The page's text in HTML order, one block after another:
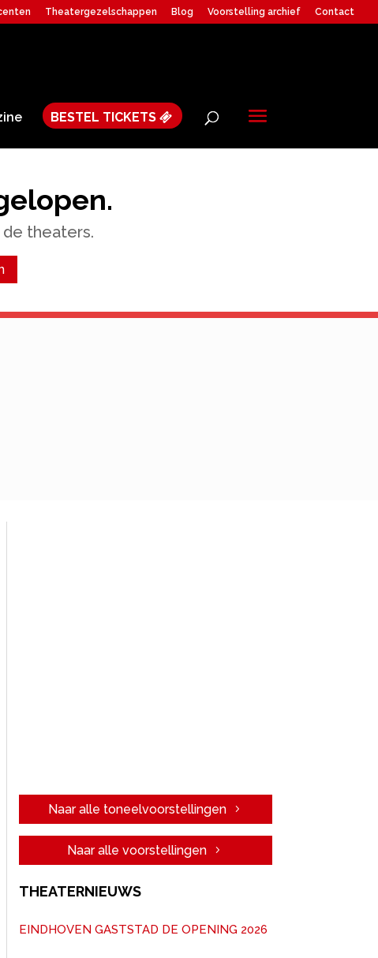
Theatergezelschappen Blog Voorstelling archief Contact
BESTEL TICKETS
theaters.
Naar alle toneelvoorstellingen
Naar alle voorstellingen
THEATERNIEUWS
EINDHOVEN GASTSTAD DE OPENING 2026